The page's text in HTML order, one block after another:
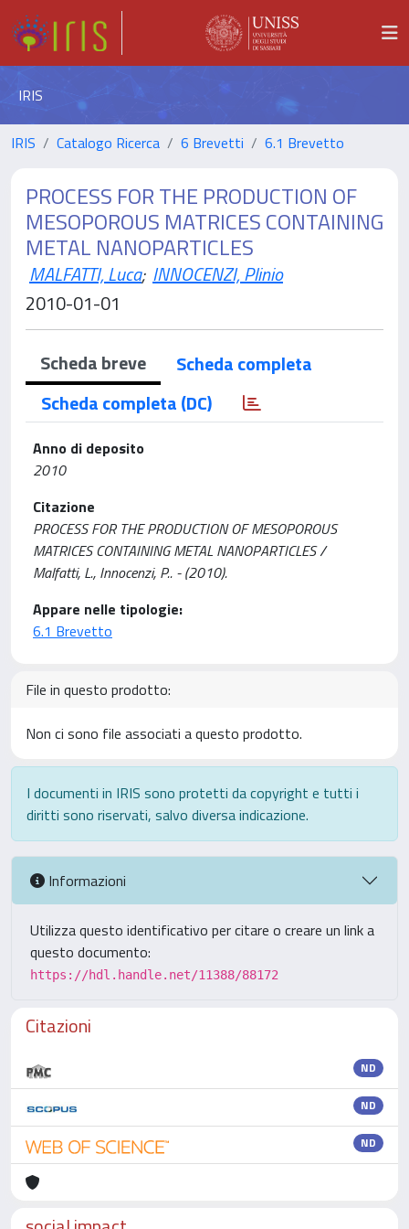
IRIS
IRIS Catalogo Ricerca 6 Brevetti 6.1 Brevetto
PROCESS FOR THE PRODUCTION OF
MESOPOROUS MATRICES CONTAINING
METAL NANOPARTICLES
MALFATTI, Luca; INNOCENZI, Plinio
2010-01-01
Scheda breve
Scheda completa
Scheda completa (DC)
Anno di deposito
2010
Citazione
PROCESS FOR THE PRODUCTION OF MESOPOROUS
MATRICES CONTAINING METAL NANOPARTICLES /
Malfatti, L., Innocenzi, P.. - (2010).
Appare nelle tipologie:
6.1 Brevetto
File in questo prodotto:
Non ci sono file associati a questo prodotto.
I documenti in IRIS sono protetti da copyright e tutti i
diritti sono riservati, salvo diversa indicazione.
Informazioni
Utilizza questo identificativo per citare o creare un link a
questo documento:
https://hdl.handle.net/11388/88172
Citazioni
ND
ND
ND